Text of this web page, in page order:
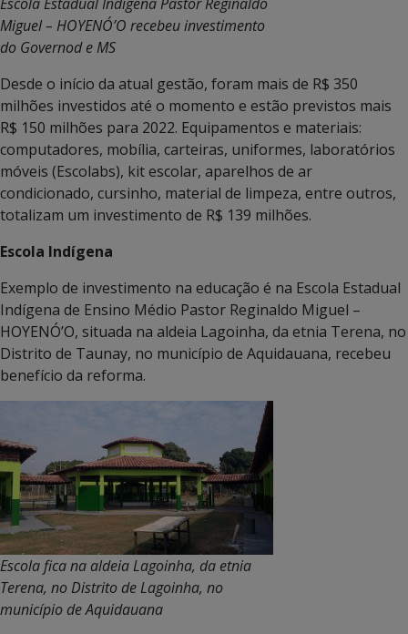
Miguel – HOYENÓ’O recebeu investimento
do Governod e MS
Desde o início da atual gestão, foram mais de R$ 350
milhões investidos até o momento e estão previstos mais
R$ 150 milhões para 2022. Equipamentos e materiais:
computadores, mobília, carteiras, uniformes, laboratórios
móveis (Escolabs), kit escolar, aparelhos de ar
condicionado, cursinho, material de limpeza, entre outros,
totalizam um investimento de R$ 139 milhões.
Escola Indígena
Exemplo de investimento na educação é na Escola Estadual
Indígena de Ensino Médio Pastor Reginaldo Miguel –
HOYENÓ’O, situada na aldeia Lagoinha, da etnia Terena, no
Distrito de Taunay, no município de Aquidauana, recebeu
benefício da reforma.
Escola fica na aldeia Lagoinha, da etnia
Terena, no Distrito de Lagoinha, no
município de Aquidauana